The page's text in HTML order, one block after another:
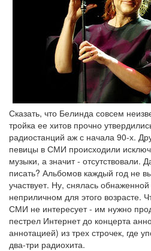
Сказать, что Белинда совсем
тройка ее хитов прочно
радиостанций аж с начала 90-х.
певицы в СМИ происходили
музыки, а значит - отсутствовали.
писать? Альбомов каждый год не
участвует. Ну, снялась
неприличном для этого возрасте.
СМИ не интересует - им нужно
пестрел Интернет до концерта
аннотацией) из трех строчек, где
два-три радиохита.